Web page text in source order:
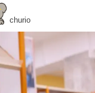
churio